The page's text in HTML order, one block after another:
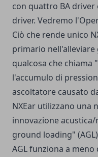
con quattro BA driver
driver. Vedremo
Ciò che rende unico
primario
qualcosa che chiama
l'accumulo di
ascoltatore causato
NXEar utilizzano una
innovazione
ground loading"
AGL funziona a meno